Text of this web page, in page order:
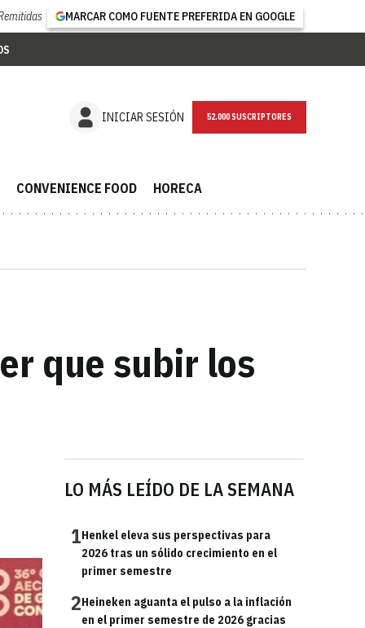
MARCAR COMO FUENTE PREFERIDA EN GOOGLE
INICIAR SESIÓN NEWSLETTER
CONVENIENCE FOOD HORECA
que subir los
LO MÁS LEÍDO DE LA SEMANA
1Henkel eleva sus perspectivas para
2026 tras un sólido crecimiento en el
primer semestre
2Heineken aguanta el pulso a la inflación
en el primer semestre de 2026 gracias